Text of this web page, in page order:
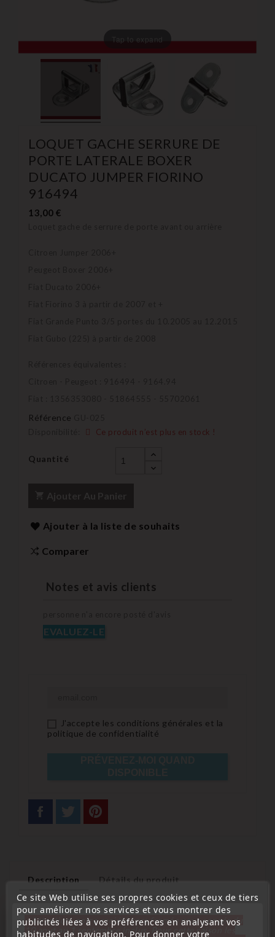
Tap to expand
LOQUET GACHE SERRURE DE
PORTE LATERALE BOXER
DUCATO JUMPER FIORINO
916494
13,00 €
Référence
Ce produit n’est plus en stock !
Quantité
Ajouter à la liste de souhaits
Comparer
Notes et avis clients
EVALUEZ-LE
J'accepte les conditions générales et la
politique de confidentialité
Description Détails du produit
Emplacement sur le véhicule : porte avant ou arrière
Ce site Web utilise ses propres cookies et ceux de tiers
pour améliorer nos services et vous montrer des
publicités liées à vos préférences en analysant vos
habitudes de navigation. Pour donner votre
« Attention, notre société sera fermée pour congés du
10 aout au 1 septembre inclus. Pour cette raison les